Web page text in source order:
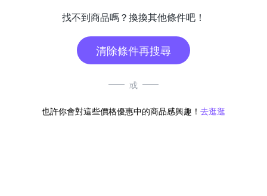
找不到商品嗎？換換其他條件吧！
清除條件再搜尋
或
也許你會對這些價格優惠中的商品感興趣！ 去逛逛